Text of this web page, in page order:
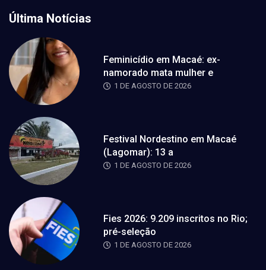
Última Notícias
Feminicídio em Macaé: ex-
namorado mata mulher e
1 DE AGOSTO DE 2026
Festival Nordestino em Macaé
(Lagomar): 13 a
1 DE AGOSTO DE 2026
Fies 2026: 9.209 inscritos no Rio;
pré-seleção
1 DE AGOSTO DE 2026